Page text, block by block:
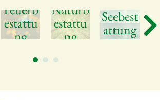
Feuerb
estattu
ng
Naturb
estattu
ng
Seebest
attung